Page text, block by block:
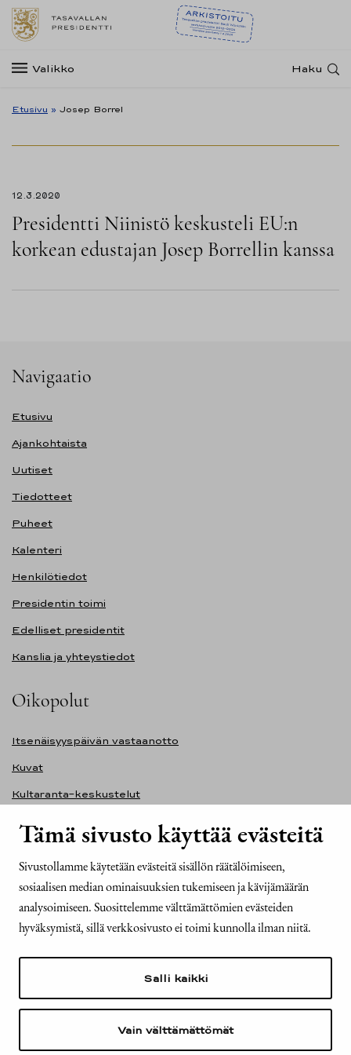
Tämä sivusto käyttää evästeitä
Sivustollamme käytetään evästeitä sisällön räätälöimiseen,
sosiaalisen median ominaisuuksien tukemiseen ja kävijämäärän
analysoimiseen. Suosittelemme välttämättömien evästeiden
hyväksymistä, sillä verkkosivusto ei toimi kunnolla ilman niitä.
Salli kaikki
Vain välttämättömät
Valikko Haku
Etusivu » Josep Borrel
12.3.2020
Presidentti Niinistö keskusteli EU:n
korkean edustajan Josep Borrellin kanssa
Navigaatio
Etusivu
Ajankohtaista
Uutiset
Tiedotteet
Puheet
Kalenteri
Henkilötiedot
Presidentin toimi
Edelliset presidentit
Kanslia ja yhteystiedot
Oikopolut
Itsenäisyyspäivän vastaanotto
Kuvat
Kultaranta-keskustelut
Presidentti.fi-sivuston saavutettavuusseloste
Yhteystiedot
Mariankatu 2
Puh. 029 522 6000